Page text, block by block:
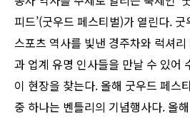
피드’(굿우드 페스티벌)가 열린다.
스포츠 역사를 빛낸 경주차와 럭셔
과 업계 유명 인사들을 만날 수 있어
이 현장을 찾는다. 올해 굿우드 페스
중 하나는 벤틀리의 기념행사다. 올